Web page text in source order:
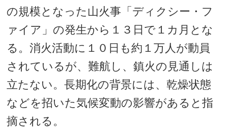
の規模となった山火事「ディクシー・フ
ァイア」の発生から１３日で１カ月とな
る。消火活動に１０日も約１万人が動員
されているが、難航し、鎮火の見通しは
立たない。長期化の背景には、乾燥状態
などを招いた気候変動の影響があると指
摘される。